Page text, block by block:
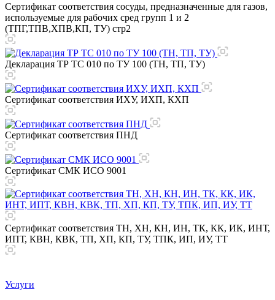
Сертификат соответствия сосуды, предназначенные для газов,
используемые для рабочих сред групп 1 и 2
(ТПГ,ТПВ,ХПВ,КП, ТУ) стр2
Декларация ТР ТС 010 по ТУ 100 (ТН, ТП, ТУ)
Сертификат соответствия ИХУ, ИХП, КХП
Сертификат соответствия ПНД
Сертификат СМК ИСО 9001
Сертификат соответствия ТН, ХН, КН, ИН, ТК, КК, ИК, ИНТ,
ИПТ, КВН, КВК, ТП, ХП, КП, ТУ, ТПК, ИП, ИУ, ТТ
Услуги